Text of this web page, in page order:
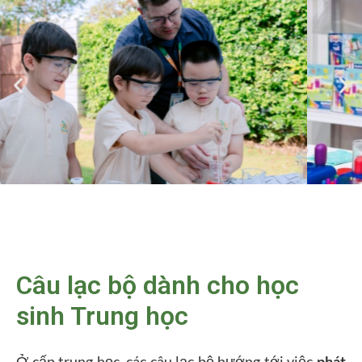
Câu lạc bộ dành cho học
sinh Trung học